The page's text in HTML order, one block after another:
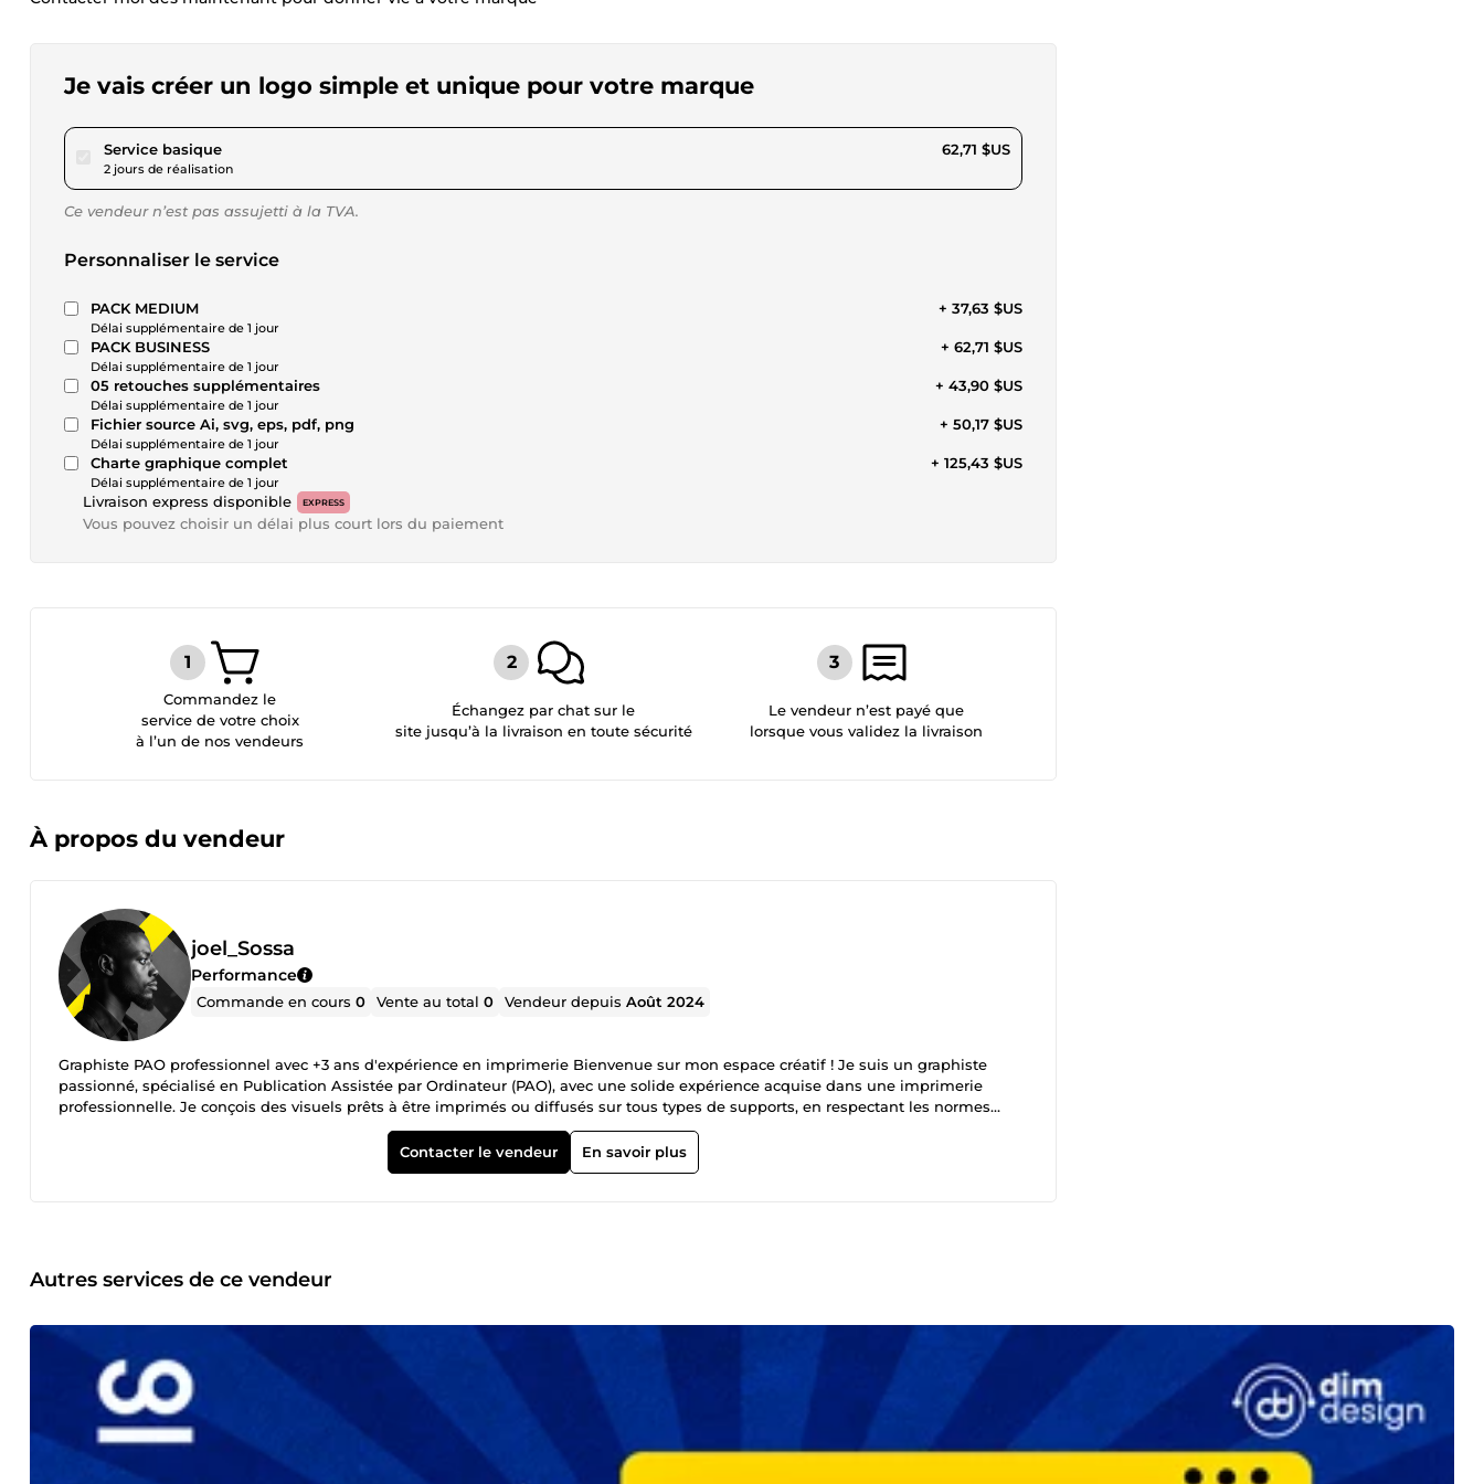
Je vais créer un logo simple et unique pour votre marque
Service basiquepour 57,80 $US
2 jours de réalisation
62,71 $US
Ce vendeur n’est pas assujetti à la TVA.
Personnaliser le service
PACK MEDIUM
Délai supplémentaire de 1 jour
+ 37,63 $US
PACK BUSINESS
Délai supplémentaire de 1 jour
+ 62,71 $US
05 retouches supplémentaires
Délai supplémentaire de 1 jour
+ 43,90 $US
Fichier source Ai, svg, eps, pdf, png
Délai supplémentaire de 1 jour
+ 50,17 $US
Charte graphique complet
Délai supplémentaire de 1 jour
+ 125,43 $US
Livraison express disponible EXPRESS
Vous pouvez choisir un délai plus court lors du paiement
Commandez le
service de votre choix
à l’un de nos vendeurs
Échangez par chat sur le
site jusqu’à la livraison en toute sécurité
Le vendeur n’est payé que
lorsque vous validez la livraison
À propos du vendeur
joel_Sossa
Performance
Commande en cours0 Vente au total0 Vendeur depuisAoût 2024
Graphiste PAO professionnel avec +3 ans d'expérience en imprimerie Bienvenue sur mon espace créatif ! Je suis un graphiste
passionné, spécialisé en Publication Assistée par Ordinateur (PAO), avec une solide expérience acquise dans une imprimerie
professionnelle. Je conçois des visuels prêts à être imprimés ou diffusés sur tous types de supports, en respectant les normes
impactante) Conception de flyers, affiches, dépliants, cartes de visite et tout support de communication visuelle Vectorisation de
logos et d’illustrations (qualité parfaite pour impression ou découpe) Préparation de fichiers prêts à imprimer : gestion des fonds
Logiciels maîtrisés : Adobe Photoshop, Illustrator, InDesign, CorelDRAW, Acrobat Pro Fichiers livrés : PDF HD, AI, EPS, SVG, PNG ou
Contacter le vendeur En savoir plus
Autres services de ce vendeur